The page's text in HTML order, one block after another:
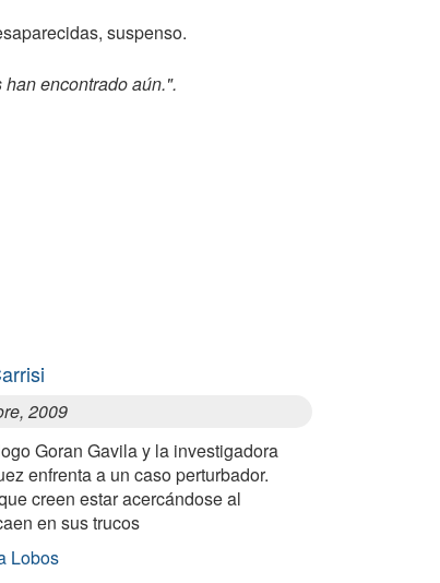
suspenso.
encontrado aún.".
2009
Goran Gavila y la investigadora
enfrenta a un caso perturbador.
creen estar acercándose al
en sus trucos
Lobos